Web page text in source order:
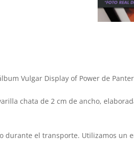
Vulgar Display of Power de
chata de 2 cm de ancho,
durante el transporte. Utilizamos un